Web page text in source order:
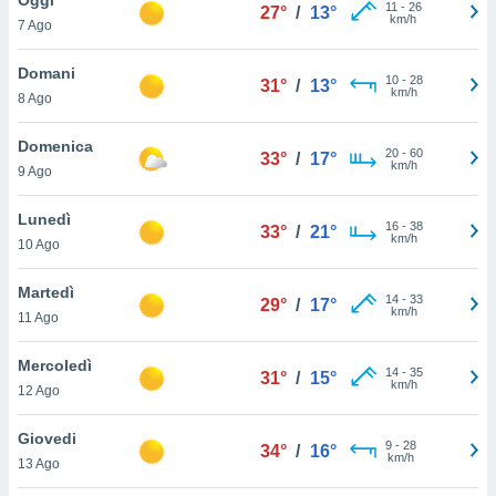
è
al sito
di
ci
di
il
un
la
nella
7 Ago
27° / 13° 11 - 26
km/h
Domani
8 Ago
31° / 13° 10- 28
km/h
Domenica
9 Ago
33° / 17° 20- 60
km/h
Lunedì
10 Ago
33° / 21° 16- 38
km/h
Martedì
11 Ago
29° / 17° 14- 33
km/h
Mercoledì
12 Ago
31° / 15° 14- 35
km/h
Giovedi
13 Ago
34° / 16° 9- 28
km/h